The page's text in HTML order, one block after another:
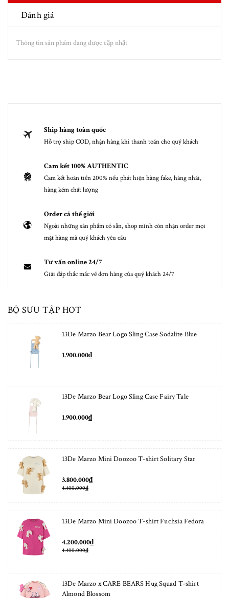
Đánh giá
Thông tin sản phẩm đang được cập nhật
Ship hàng toàn quốc
Hỗ trợ ship COD, nhận hàng khi thanh toán cho quý khách
Cam kết 100% AUTHENTIC
Cam kết hoàn tiền 200% nếu phát hiện hàng fake, hàng nhái,
hàng kém chất lượng
Order cả thế giới
Ngoài những sản phẩm có sẵn, shop mình còn nhận order mọi
mặt hàng mà quý khách yêu cầu
Tư vấn online 24/7
Giải đáp thắc mắc về đơn hàng của quý khách 24/7
BỘ SƯU TẬP HOT
13De Marzo Bear Logo Sling Case Sodalite Blue
1.900.000₫
13De Marzo Bear Logo Sling Case Fairy Tale
1.900.000₫
13De Marzo Mini Doozoo T-shirt Solitary Star
3.800.000₫
4.400.000₫
13De Marzo Mini Doozoo T-shirt Fuchsia Fedora
4.200.000₫
4.400.000₫
13De Marzo x CARE BEARS Hug Squad T-shirt
Almond Blossom